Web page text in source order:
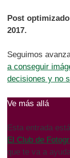
Post
2017.
Seguimos
a conseguir
decisiones y no
Ve más allá
Esta entrada
El Club de
que te va a